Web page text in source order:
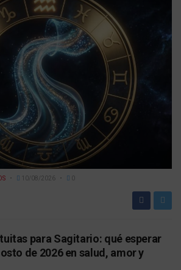
10/08/2026 0
para Sagitario: qué esperar
de 2026 en salud, amor y